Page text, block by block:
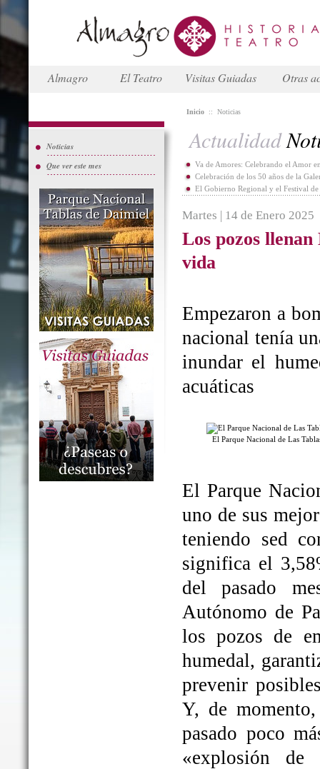
Almagro El Teatro Visitas Guiadas Otras
Noticias
Que ver este mes
Inicio :: Noticias
Actualidad
Va de Amores: Celebrando el Amor
Celebración de los 50 años de la
El Gobierno Regional y el Festival
Martes | 14 de Enero 2025
Los pozos
vida
Empezaron a
nacional tenía
inundar el
acuáticas
El Parque Nacional de Las
El Parque
uno de sus
teniendo sed
significa el
del pasado
Autónomo de
los pozos de
humedal,
prevenir
Y, de
pasado poco
«explosión